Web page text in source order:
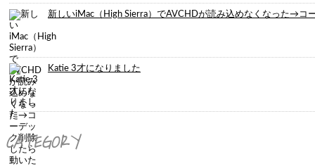
新しいiMac（High Sierra）でAVCHDが読み込めなくなった→コ
Katie 3才になりました
CATEGORY